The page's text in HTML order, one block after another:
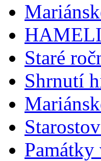
Staré
Shrnutí